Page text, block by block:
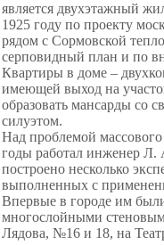
является двухэтажный
1925 году по проекту
рядом с Сормовской
серповидный план и по
Квартиры в доме –
имеющей выход на
образовать мансарды со
силуэтом.
Над проблемой массового
годы работал инженер Л.
построено несколько
выполненных с
Впервые в городе им
многослойными
Лядова, №16 и 18, на